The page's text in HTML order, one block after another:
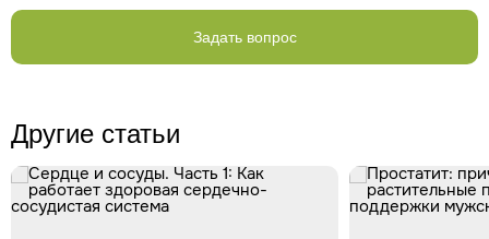
Задать вопрос
Другие статьи